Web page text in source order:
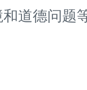
道德问题